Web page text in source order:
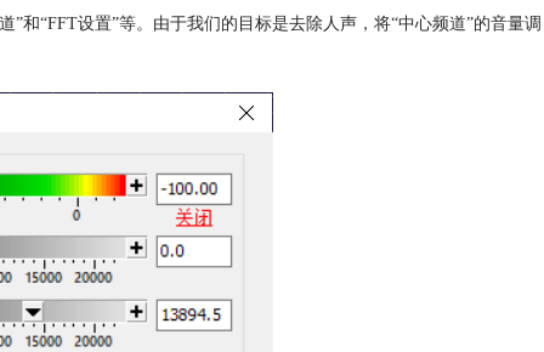
和“FFT设置”等。由于我们的目标是去除人声，将“中心频道”的音量调